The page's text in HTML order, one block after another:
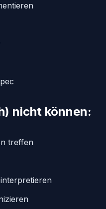
nicht können:
treffen